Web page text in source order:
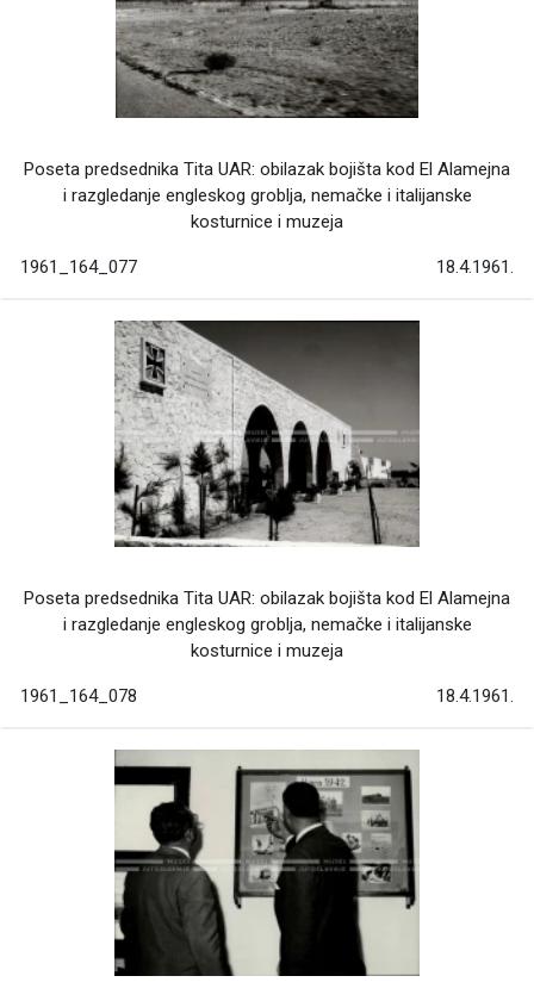
Poseta predsednika Tita UAR: obilazak bojišta kod El Alamejna
i razgledanje engleskog groblja, nemačke i italijanske
kosturnice i muzeja
1961_164_077 18.4.1961.
Poseta predsednika Tita UAR: obilazak bojišta kod El Alamejna
i razgledanje engleskog groblja, nemačke i italijanske
kosturnice i muzeja
1961_164_078 18.4.1961.